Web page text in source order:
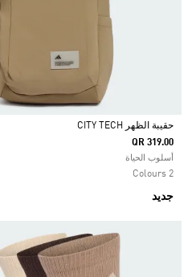
Selected
حقيبة الظهر CITY TECH
QR 319.00
أسلوب الحياة
2 Colours
جديد